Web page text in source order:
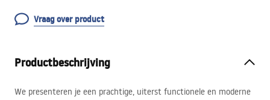
Vraag over product
Productbeschrijving
We presenteren je een prachtige, uiterst functionele en moderne